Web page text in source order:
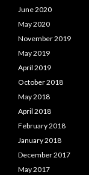
June 2020
May 2020
November 2019
May 2019
April 2019
October 2018
May 2018
April 2018
February 2018
January 2018
December 2017
May 2017